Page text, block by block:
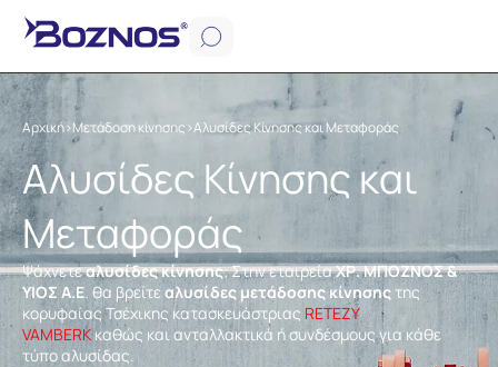
Αλυσίδες Κίνησης και
Μεταφοράς
Ψάχνετεαλυσίδες κίνησης; Στην εταιρείαΧΡ. ΜΠΟΖΝΟΣ &
ΥΙΟΣ Α.Ε. θα βρείτεαλυσίδες μετάδοσης κίνησηςτης
κορυφαίας Τσέχικης κατασκευάστριας RETEZY
VAMBERKκαθώς και ανταλλακτικά ή συνδέσμους για κάθε
τύπο αλυσίδας.
Αρχική>Μετάδοση κίνησης>Αλυσίδες Κίνησης και Μεταφοράς